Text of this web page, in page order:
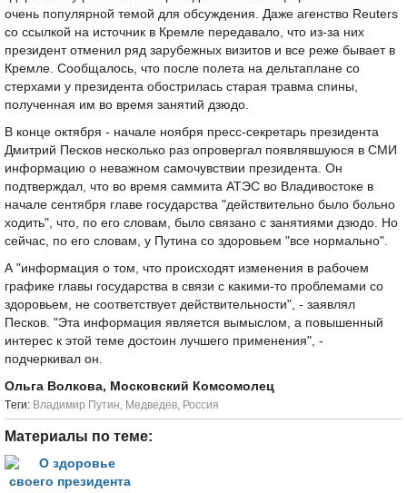
очень популярной темой для обсуждения. Даже агенство Reuters
со ссылкой на источник в Кремле передавало, что из-за них
президент отменил ряд зарубежных визитов и все реже бывает в
Кремле. Сообщалось, что после полета на дельтаплане со
стерхами у президента обострилась старая травма спины,
полученная им во время занятий дзюдо.
В конце октября - начале ноября пресс-секретарь президента
Дмитрий Песков несколько раз опровергал появлявшуюся в СМИ
информацию о неважном самочувствии президента. Он
подтверждал, что во время саммита АТЭС во Владивостоке в
начале сентября главе государства "действительно было больно
ходить", что, по его словам, было связано с занятиями дзюдо. Но
сейчас, по его словам, у Путина со здоровьем "все нормально".
А "информация о том, что происходят изменения в рабочем
графике главы государства в связи с какими-то проблемами со
здоровьем, не соответствует действительности", - заявлял
Песков. "Эта информация является вымыслом, а повышенный
интерес к этой теме достоин лучшего применения", -
подчеркивал он.
Ольга Волкова, Московский Комсомолец
Tеги: Владимир Путин, Медведев, Россия
Материалы по теме: